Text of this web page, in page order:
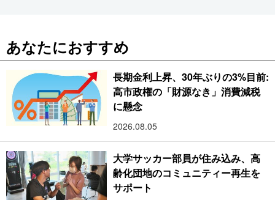
あなたにおすすめ
長期金利上昇、30年ぶりの3%目前:
高市政権の「財源なき」消費減税
に懸念
2026.08.05
大学サッカー部員が住み込み、高
齢化団地のコミュニティー再生を
サポート